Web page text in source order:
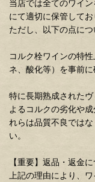
当店では全てのワイ
にて適切に保管してお
ただし、以下の点に
コルク栓ワインの特
ネ、酸化等）を事前
特に長期熟成された
よるコルクの劣化や
れらは品質不良では
い。
【重要】返品・返金
上記の理由により、